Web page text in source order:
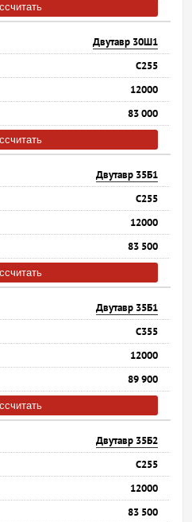
Двутавр 30Ш1
С255
12000
83 000
Двутавр 35Б1
С255
12000
83 500
Двутавр 35Б1
С355
12000
89 900
Двутавр 35Б2
С255
12000
83 500